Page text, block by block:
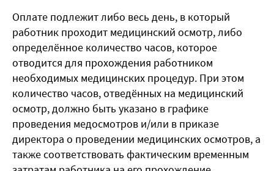
Оплате подлежит либо весь день, в который
работник проходит медицинский осмотр, либо
определённое количество часов, которое
отводится для прохождения работником
необходимых медицинских процедур. При этом
количество часов, отведённых на медицинский
осмотр, должно быть указано в графике
проведения медосмотров и/или в приказе
директора о проведении медицинских осмотров, а
также соответствовать фактическим временным